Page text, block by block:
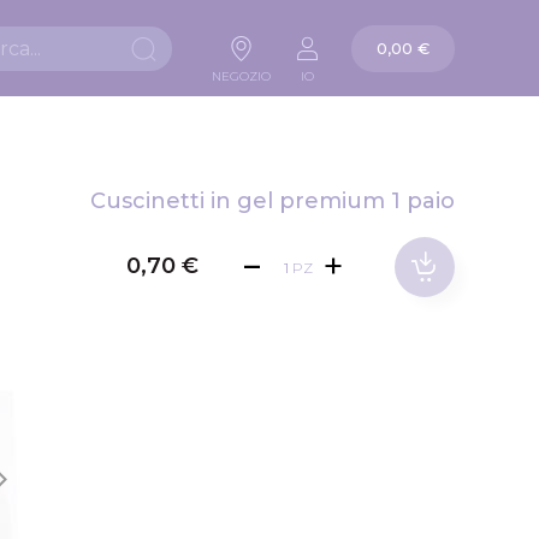
NEGOZIO IO
La mia carta
0,00 €
Cuscinetti in gel premium 1 paio
0,70 € PZ